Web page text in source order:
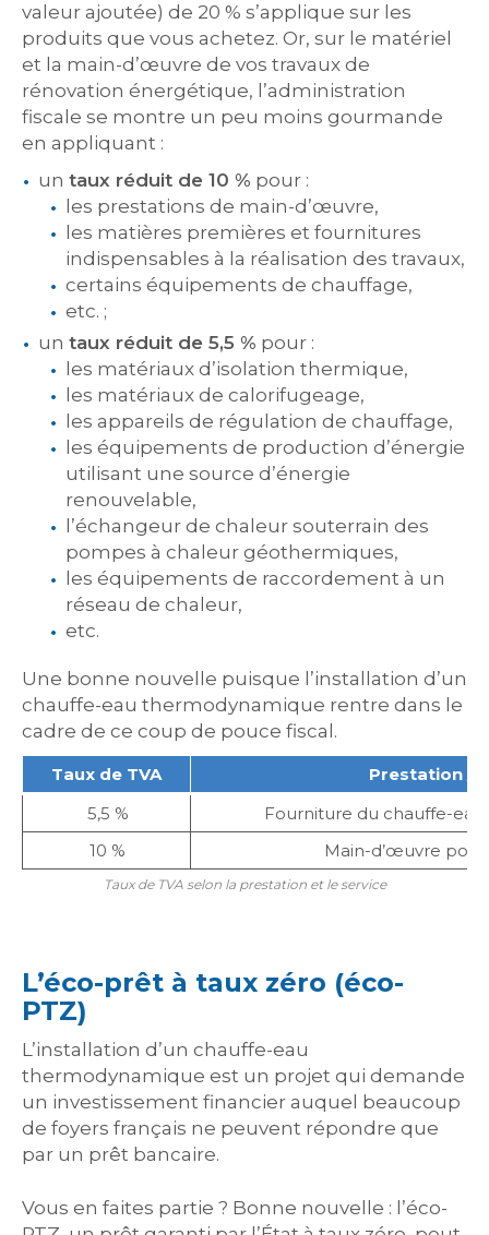
valeur ajoutée) de 20 % s’applique sur les
produits que vous achetez. Or, sur le matériel
et la main-d’œuvre de vos travaux de
rénovation énergétique, l’administration
fiscale se montre un peu moins gourmande
en appliquant :
un taux réduit de 10 % pour :
les prestations de main-d’œuvre,
les matières premières et fournitures
indispensables à la réalisation des travaux,
certains équipements de chauffage,
etc. ;
un taux réduit de 5,5 % pour :
les matériaux d’isolation thermique,
les matériaux de calorifugeage,
les appareils de régulation de chauffage,
les équipements de production d’énergie
utilisant une source d’énergie
renouvelable,
l’échangeur de chaleur souterrain des
pompes à chaleur géothermiques,
les équipements de raccordement à un
réseau de chaleur,
etc.
Une bonne nouvelle puisque l’installation d’un
chauffe-eau thermodynamique rentre dans le
cadre de ce coup de pouce fiscal.
Taux de TVA
Prestation /
5,5 %
Fourniture du chauffe-
10 %
Main-d’œuvre pour
Taux de TVA selon la prestation et le service
L’éco-prêt à taux zéro (éco-
PTZ)
L’installation d’un chauffe-eau
thermodynamique est un projet qui demande
un investissement financier auquel beaucoup
de foyers français ne peuvent répondre que
par un prêt bancaire.
Vous en faites partie ? Bonne nouvelle : l’éco-